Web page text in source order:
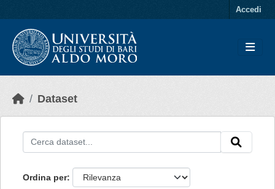
Accedi
Dataset
Ordina per